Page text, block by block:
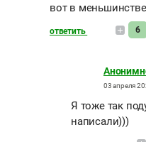
вот в
ответить 6
03 апреля
Я тоже так
написали)))